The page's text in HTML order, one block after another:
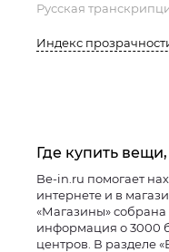
Русская
Индекс
Где купить
Be-in.ru помогает
интернете и в
«Магазины»
информация о 3000
центров. В разделе